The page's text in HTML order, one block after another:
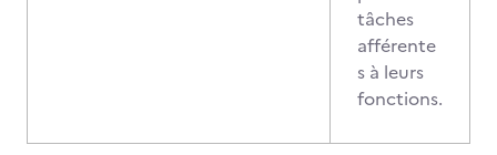
tâches
afférente
s à leurs
fonctions.